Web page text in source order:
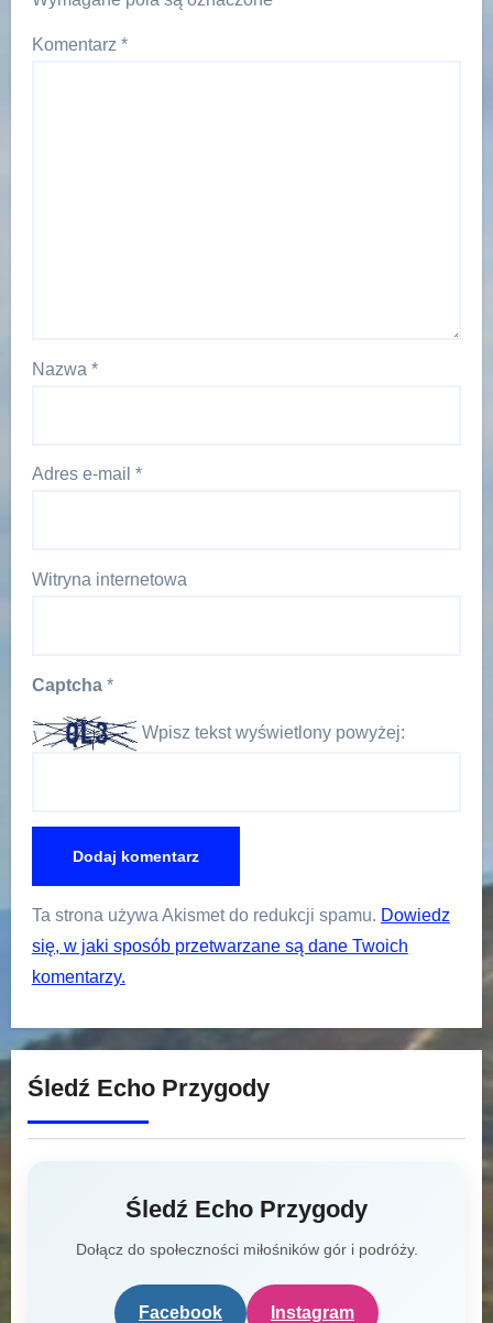
Komentarz *
Nazwa *
Adres e-mail *
Witryna internetowa
Captcha *
Wpisz tekst wyświetlony powyżej:
Ta strona używa Akismet do redukcji spamu. Dowiedz
się, w jaki sposób przetwarzane są dane Twoich
komentarzy.
Śledź Echo Przygody
Śledź Echo Przygody
Dołącz do społeczności miłośników gór i podróży.
Facebook Instagram